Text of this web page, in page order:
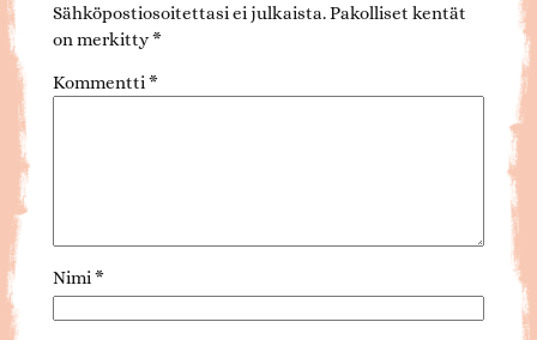
Sähköpostiosoitettasi ei julkaista.Pakolliset kentät
on merkitty*
Kommentti*
Nimi*